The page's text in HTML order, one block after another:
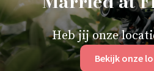
Heb jij onze
Bekijk onze